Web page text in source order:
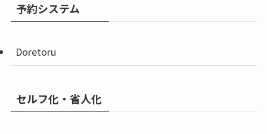
予約システム
Doretoru
セルフ化・省人化